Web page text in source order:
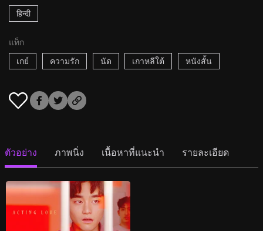
हिन्दी
แท็ก
เกย์
ความรัก นัด เกาหลีใต้ หนังสั้น
ตัวอย่าง ภาพนิ่ง เนื้อหาที่แนะนำ รายละเอียด